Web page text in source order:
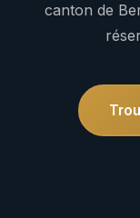
canton de